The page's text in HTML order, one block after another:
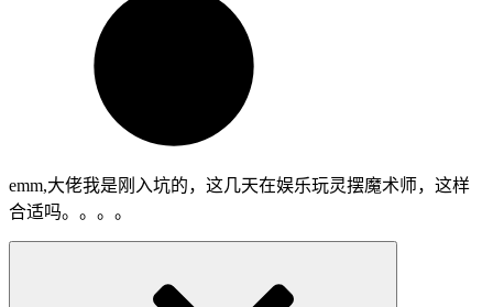
emm,大佬我是刚入坑的，这几天在娱乐玩灵摆魔术师，这样
合适吗。。。。